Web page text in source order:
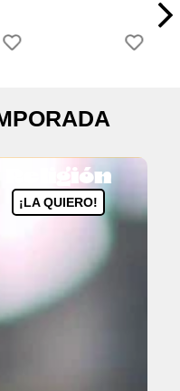
Religión
¡LA QUIERO!